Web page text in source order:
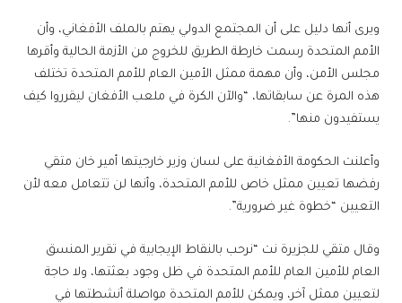
ويرى أنها دليل على أن المجتمع الدولي يهتم بالملف الأفغاني، وأن
الأمم المتحدة رسمت خارطة الطريق للخروج من الأزمة الحالية وأقرها
مجلس الأمن، وأن مهمة ممثل الأمين العام للأمم المتحدة تختلف
هذه المرة عن سابقاتها، “والآن الكرة في ملعب الأفغان ليقرروا كيف
يستفيدون منها”.
وأعلنت الحكومة الأفغانية على لسان وزير خارجيتها أمير خان متقي
رفضها تعيين ممثل خاص للأمم المتحدة، وأنها لن تتعامل معه لأن
التعيين “خطوة غير ضرورية”.
وقال متقي للجزيرة نت “نرحب بالنقاط الإيجابية في تقرير المنسق
العام للأمين العام للأمم المتحدة في ظل وجود بعثتها، ولا حاجة
لتعيين ممثل آخر، ويمكن للأمم المتحدة مواصلة أنشطتها في